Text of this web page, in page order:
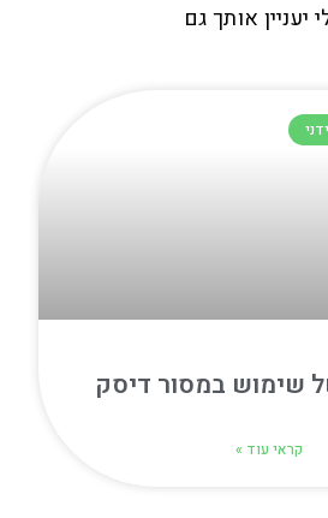
יעניין אותך גם
שימוש במסור דיסק
קראי עוד »